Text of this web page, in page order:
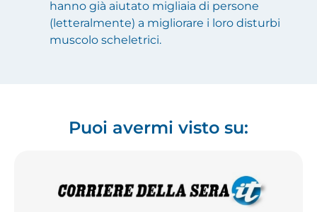
hanno già aiutato migliaia di persone
(letteralmente) a migliorare i loro disturbi
muscolo scheletrici.
Puoi avermi visto su: